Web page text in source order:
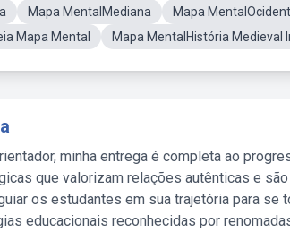
Mapa MentalMediana Mapa
Mapa Mental
Mapa MentalHistória Medieval
minha entrega é completa ao
que valorizam relações autênticas e
os estudantes em sua trajetória para se
educacionais reconhecidas por